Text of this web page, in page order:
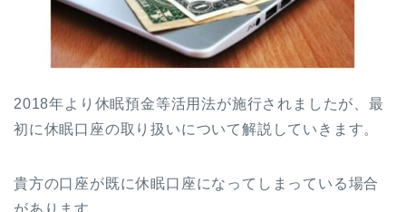
2018年より休眠預金等活用法が施行されましたが、最
初に休眠口座の取り扱いについて解説していきます。
貴方の口座が既に休眠口座になってしまっている場合